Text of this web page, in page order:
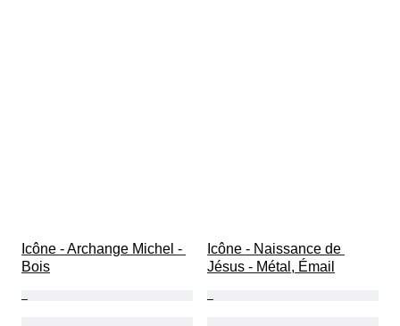
Icône - Archange Michel -
Bois
Icône - Naissance de
Jésus - Métal, Émail